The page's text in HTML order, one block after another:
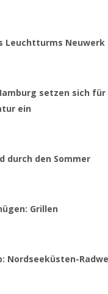
Leuchtturms Neuwerk
setzen sich für
ein
durch den Sommer
Grillen
Nordseeküsten-